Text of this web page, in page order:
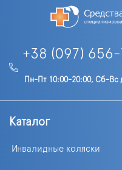
+38 (097)
Пн-Пт 10:00-20:00, Сб-Вс
Каталог
Инвалидные коляски